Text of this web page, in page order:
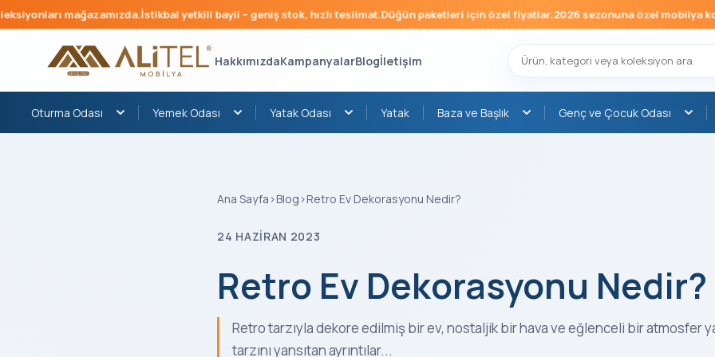
mağazamızda.İstikbal yetkili bayii – geniş stok, hızlı teslimat.Düğün paketleri için özel fiyatlar.2026 sezonuna özel mobilya
HakkımızdaKampanyalarBlogİletişim
Oturma Odası Yemek Odası Yatak Odası Yatak Baza ve Başlık Genç ve Çocuk Odası
Ana Sayfa ›Blog ›Retro Ev Dekorasyonu Nedir?
24 HAZIRAN 2023
Retro Ev Dekorasyonu Nedir?
Retro tarzıyla dekore edilmiş bir ev, nostaljik bir hava ve eğlenceli bir atmosfer
tarzını yansıtan ayrıntılar...